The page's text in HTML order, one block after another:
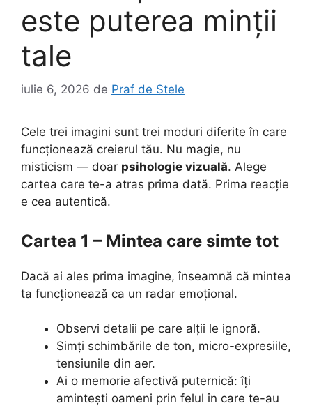
este puterea minții
tale
iulie 6, 2026 de Praf de Stele
Cele trei imagini sunt trei moduri diferite în care
funcționează creierul tău. Nu magie, nu
misticism — doar psihologie vizuală. Alege
cartea care te-a atras prima dată. Prima reacție
e cea autentică.
Cartea 1 – Mintea care simte tot
Dacă ai ales prima imagine, înseamnă că mintea
ta funcționează ca un radar emoțional.
Observi detalii pe care alții le ignoră.
Simți schimbările de ton, micro-expresiile,
tensiunile din aer.
Ai o memorie afectivă puternică: îți
amintești oameni prin felul în care te-au